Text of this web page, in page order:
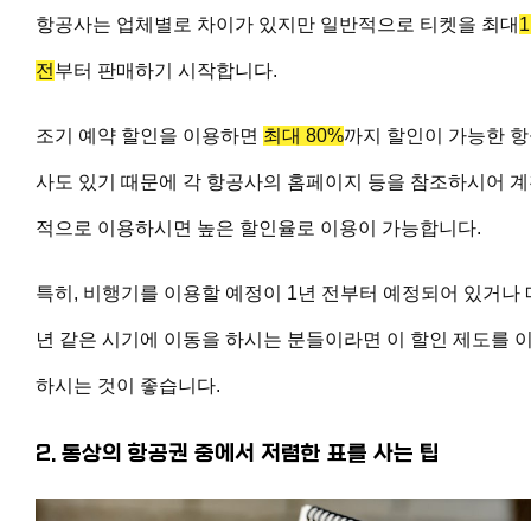
항공사는 업체별로 차이가 있지만 일반적으로 티켓을 최대
전 부터 판매하기 시작합니다.
조기 예약 할인을 이용하면 최대 80%까지 할인이 가능한
사도 있기 때문에 각 항공사의 홈페이지 등을 참조하시어
적으로 이용하시면 높은 할인율로 이용이 가능합니다.
특히, 비행기를 이용할 예정이 1년 전부터 예정되어 있거나
년 같은 시기에 이동을 하시는 분들이라면 이 할인 제도를
하시는 것이 좋습니다.
2. 통상의 항공권 중에서 저렴한 표를 사는 팁